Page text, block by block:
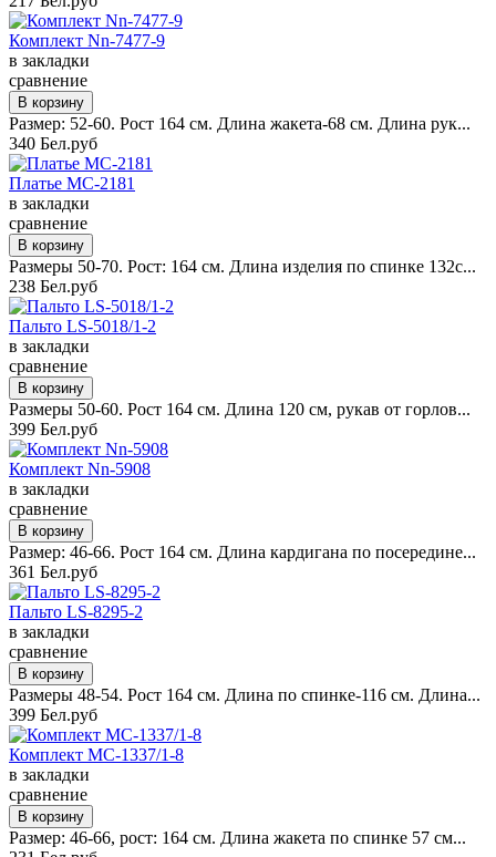
Комплект Nn-7477-9
в закладки
сравнение
Размер: 52-60. Рост 164 см. Длина жакета-68 см. Длина рук...
340 Бел.руб
Платье MC-2181
в закладки
сравнение
Размеры 50-70. Рост: 164 см. Длина изделия по спинке 132с...
238 Бел.руб
Пальто LS-5018/1-2
в закладки
сравнение
Размеры 50-60. Рост 164 см. Длина 120 см, рукав от горлов...
399 Бел.руб
Комплект Nn-5908
в закладки
сравнение
Размер: 46-66. Рост 164 см. Длина кардигана по посередине...
361 Бел.руб
Пальто LS-8295-2
в закладки
сравнение
Размеры 48-54. Рост 164 см. Длина по спинке-116 см. Длина...
399 Бел.руб
Комплект MC-1337/1-8
в закладки
сравнение
Размер: 46-66, рост: 164 см. Длина жакета по спинке 57 см...